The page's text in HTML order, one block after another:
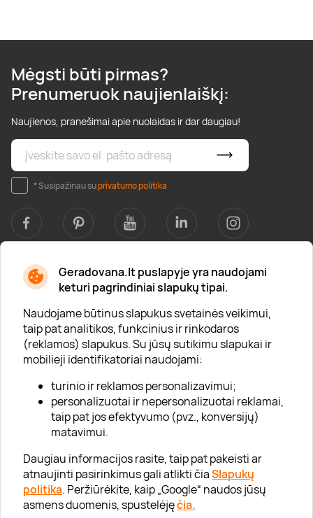
Geradovana.lt puslapyje yra naudojami
keturi pagrindiniai slapukų tipai.
Naudojame būtinus slapukus svetainės veikimui,
taip pat analitikos, funkcinius ir rinkodaros
(reklamos) slapukus. Su jūsų sutikimu slapukai ir
mobilieji identifikatoriai naudojami:
turinio ir reklamos personalizavimui;
personalizuotai ir nepersonalizuotai reklamai,
taip pat jos efektyvumo (pvz., konversijų)
matavimui.
Daugiau informacijos rasite, taip pat pakeisti ar
atnaujinti pasirinkimus gali atlikti čiaSlapukų
politika. Peržiūrėkite, kaip „Google“ naudos jūsų
asmens duomenis, spustelėjęčia.
Mėgsti būti pirmas?
Prenumeruok naujienlaiškį:
Naujienos, pranešimai apie nuolaidas ir dar daugiau!
* Susipažinau suprivatumo politika
Apie mus
Apie „Gera Dovana“
Lojalumo klubas
Karjera
Visi partneriai
Kontaktai
Tinklaraštis
Informacija